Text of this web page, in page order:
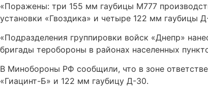
«Поражены: три 155 мм гаубицы М777
установки «Гвоздика» и четыре 122 мм гаубицы
«Подразделения группировки войск «Днепр»
бригады теробороны в районах населенных
В Минобороны РФ сообщили, что в зоне
«Гиацинт-Б» и 122 мм гаубицу Д-30.